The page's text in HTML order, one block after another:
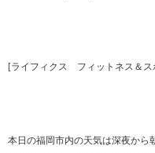
[ライフィクス フィットネス＆
本日の福岡市内の天気は深夜から